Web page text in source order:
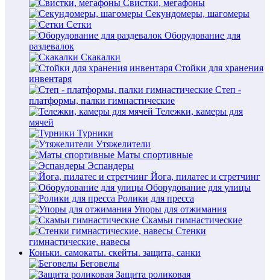
Свистки, мегафоны
Секундомеры, шагомеры
Сетки
Оборудование для
раздевалок
Скакалки
Стойки для хранения
инвентаря
Степ -
платформы, палки гимнастические
Тележки, камеры для
мячей
Турники
Утяжелители
Маты спортивные
Эспандеры
Йога, пилатес и стретчинг
Оборудование для улицы
Ролики для пресса
Упоры для отжимания
Скамьи гимнастические
Стенки
гимнастические, навесы
Коньки. самокаты. скейты. защита, санки
Беговелы
Защита роликовая